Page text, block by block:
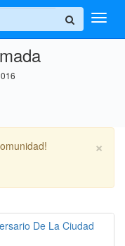
+
×
De La Ciudad